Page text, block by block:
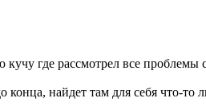
где рассмотрел все
найдет там для себя что-то